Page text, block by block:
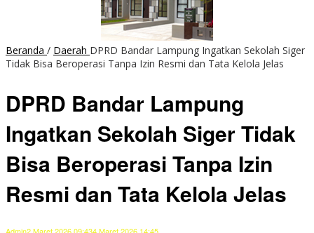
Beranda / Daerah DPRD Bandar Lampung Ingatkan Sekolah Siger
Tidak Bisa Beroperasi Tanpa Izin Resmi dan Tata Kelola Jelas
DPRD Bandar Lampung
Ingatkan Sekolah Siger Tidak
Bisa Beroperasi Tanpa Izin
Resmi dan Tata Kelola Jelas